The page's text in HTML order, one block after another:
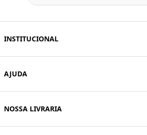
INSTITUCIONAL
AJUDA
NOSSA LIVRARIA